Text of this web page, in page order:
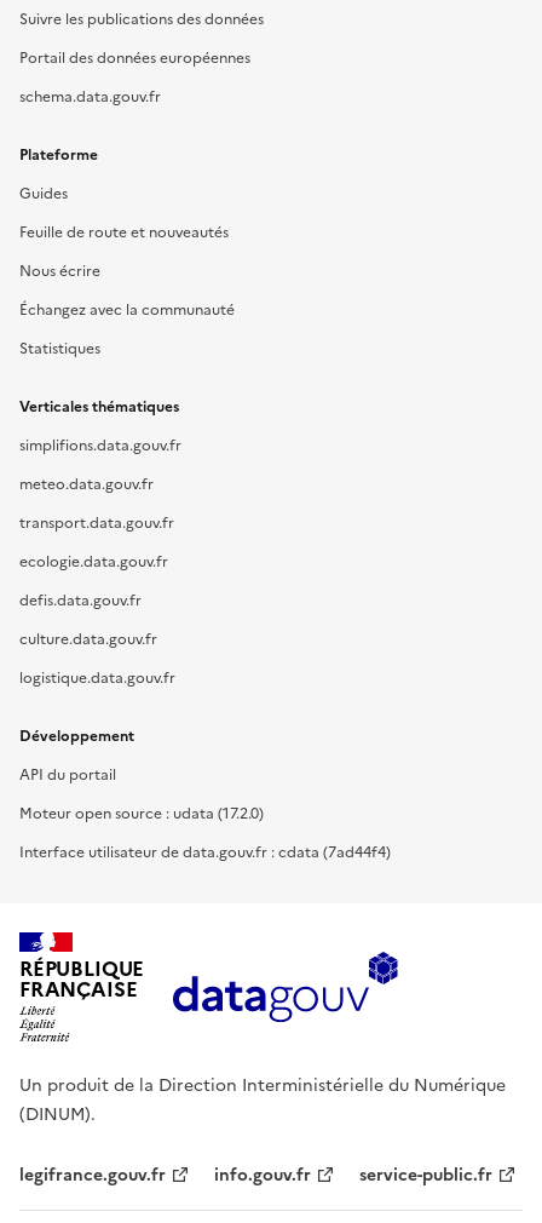
Suivre les publications des données
Portail des données européennes
schema.data.gouv.fr
Plateforme
Guides
Feuille de route et nouveautés
Nous écrire
Échangez avec la communauté
Statistiques
Verticales thématiques
simplifions.data.gouv.fr
meteo.data.gouv.fr
transport.data.gouv.fr
ecologie.data.gouv.fr
defis.data.gouv.fr
culture.data.gouv.fr
logistique.data.gouv.fr
Développement
API du portail
Moteur open source : udata (17.2.0)
Interface utilisateur de data.gouv.fr : cdata (7ad44f4)
RÉPUBLIQUE
FRANÇAISE
Un produit de la Direction Interministérielle du Numérique
(DINUM).
legifrance.gouv.fr info.gouv.fr service-public.fr